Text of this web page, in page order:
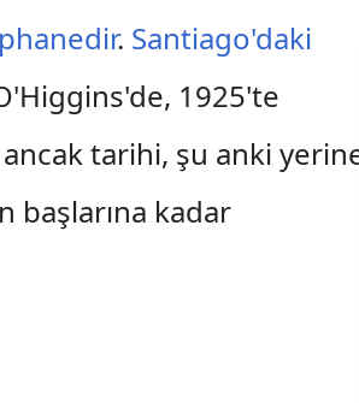
. Santiago'daki
1925'te
tarihi, şu anki
başlarına kadar